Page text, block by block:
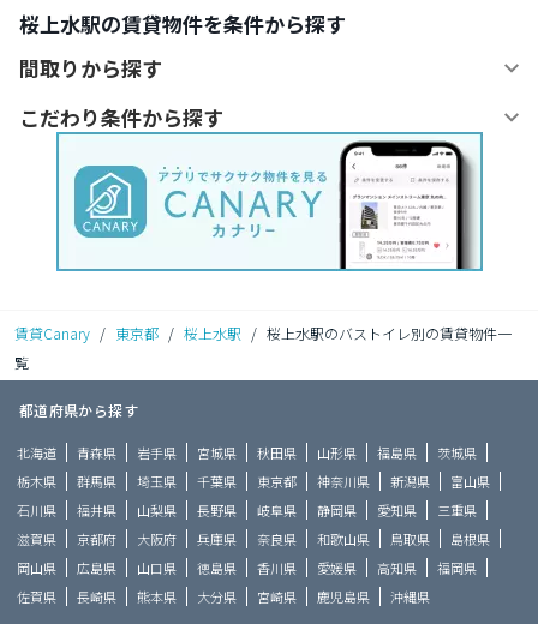
桜上水駅の賃貸物件を条件から探す
間取りから探す
こだわり条件から探す
賃貸Canary / 東京都 / 桜上水駅 / 桜上水駅のバストイレ別の賃貸物件一
覧
都道府県から探す
北海道 青森県 岩手県 宮城県 秋田県 山形県 福島県
茨城県
栃木県
群馬県 埼玉県 千葉県 東京都 神奈川県 新潟県
富山県
石川県
福井県 山梨県 長野県 岐阜県 静岡県 愛知県
三重県
滋賀県
京都府 大阪府 兵庫県 奈良県 和歌山県 鳥取県
島根県
岡山県
広島県 山口県 徳島県 香川県 愛媛県 高知県
福岡県
佐賀県
長崎県 熊本県 大分県 宮崎県 鹿児島県 沖縄県